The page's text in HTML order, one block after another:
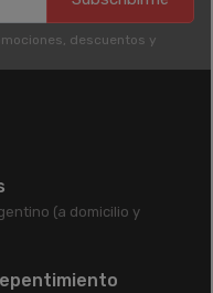
descuentos y
(a domicilio y